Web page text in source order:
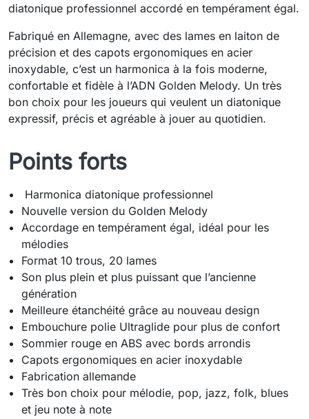
diatonique professionnel accordé en tempérament égal.
Fabriqué en Allemagne, avec des lames en laiton de
précision et des capots ergonomiques en acier
inoxydable, c’est un harmonica à la fois moderne,
confortable et fidèle à l’ADN Golden Melody. Un très
bon choix pour les joueurs qui veulent un diatonique
expressif, précis et agréable à jouer au quotidien.
Points forts
Harmonica diatonique professionnel
Nouvelle version du Golden Melody
Accordage en tempérament égal, idéal pour les
mélodies
Format 10 trous, 20 lames
Son plus plein et plus puissant que l’ancienne
génération
Meilleure étanchéité grâce au nouveau design
Embouchure polie Ultraglide pour plus de confort
Sommier rouge en ABS avec bords arrondis
Capots ergonomiques en acier inoxydable
Fabrication allemande
Très bon choix pour mélodie, pop, jazz, folk, blues
et jeu note à note